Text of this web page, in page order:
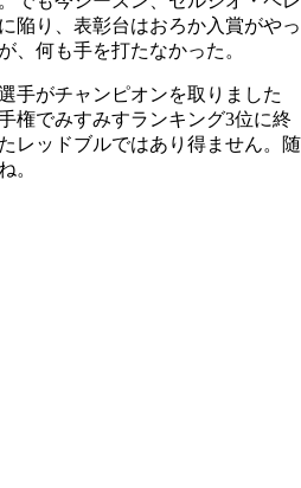
陥り、表彰台はおろか入賞がやっ
、何も手を打たなかった。
手がチャンピオンを取りました
権でみすみすランキング3位に終
レッドブルではあり得ません。随
。